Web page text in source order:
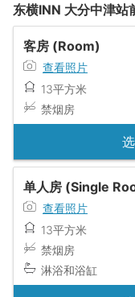
东横INN 大分中津站
客房 (Room)
查看照片
13平方米
禁烟房
单人房 (Single
查看照片
13平方米
禁烟房
淋浴和浴缸